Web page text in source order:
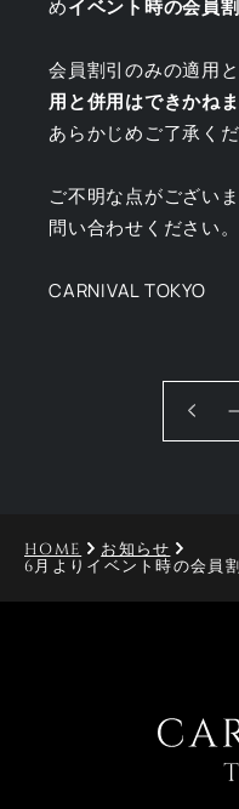
めイベント時の会員
会員割引のみの適用
用と併用はできかね
あらかじめご了承くだ
ご不明な点がござい
問い合わせください。
CARNIVAL TOKYO
HOME お知らせ
6月よりイベント時の会員